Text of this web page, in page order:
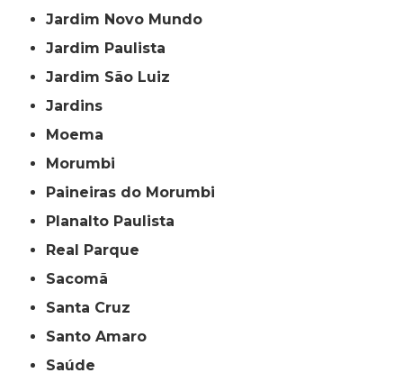
Jardim Novo Mundo
Jardim Paulista
Jardim São Luiz
Jardins
Moema
Morumbi
Paineiras do Morumbi
Planalto Paulista
Real Parque
Sacomã
Santa Cruz
Santo Amaro
Saúde